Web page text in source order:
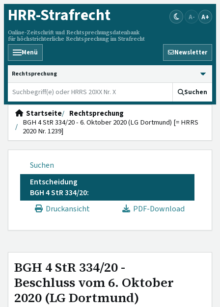
HRR-Strafrecht
Online-Zeitschrift und Rechtsprechungsdatenbank
für höchstrichterliche Rechtsprechung im Strafrecht
A- A+
Menü Newsletter
HRRS durchsuchen
Suchen
Startseite
Rechtsprechung
BGH 4 StR 334/20 - 6. Oktober 2020 (LG Dortmund) [= HRRS
2020 Nr. 1239]
Suchen
Entscheidung
BGH 4 StR 334/20:
Druckansicht
PDF-Download
BGH 4 StR 334/20 -
Beschluss vom 6. Oktober
2020 (LG Dortmund)